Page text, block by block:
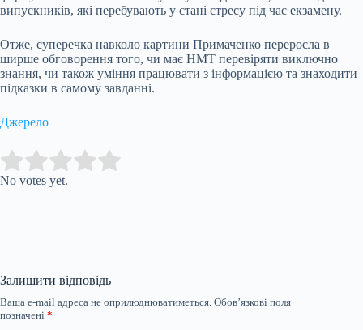
випускників, які перебувають у стані стресу під час екзамену.
Отже, суперечка навколо картини Примаченко переросла в
ширше обговорення того, чи має НМТ перевіряти виключно
знання, чи також уміння працювати з інформацією та знаходити
підказки в самому завданні.
Джерело
Rate this item:
No votes yet.
Залишити відповідь
Ваша e-mail адреса не оприлюднюватиметься. Обов’язкові поля
позначені *